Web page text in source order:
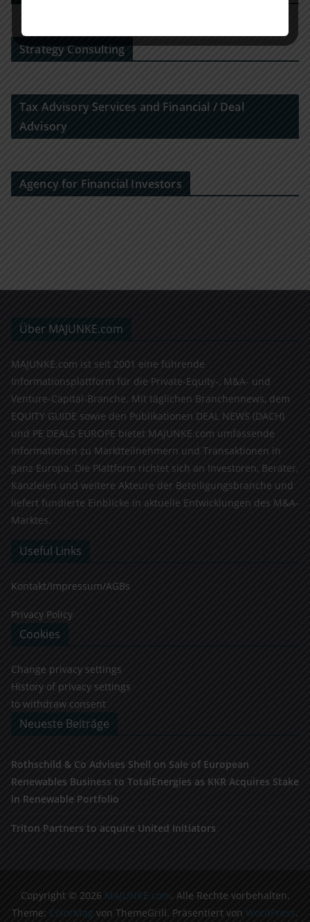
Strategy Consulting
Tax Advisory Services and Financial / Deal
Advisory
Agency for Financial Investors
Über MAJUNKE.com
MAJUNKE.com ist seit 2001 eine führende
Informationsplattform für die Private-Equity-, M&A- und
Venture-Capital-Branche. Mit täglichen Branchennews, dem
EQUITY GUIDE sowie den Publikationen DEAL NEWS (DACH)
und PE DEALS EUROPE bietet MAJUNKE.com umfassende
Informationen zu Marktteilnehmern und Transaktionen in
ganz Europa. Die Plattform richtet sich an Investoren, Berater,
Kanzleien und weitere Akteure der Beteiligungsbranche und
liefert fundierte Einblicke in aktuelle Entwicklungen des M&A-
Marktes.
Useful Links
Kontakt/Impressum/AGBs
Privacy Policy
Cookies
Change privacy settings
History of privacy settings
to withdraw consent
Neueste Beiträge
Rothschild & Co Advises Shell on Sale of European
Renewables Business to TotalEnergies as KKR Acquires Stake
in Renewable Portfolio
Triton Partners to acquire United Initiators
Copyright © 2026 MAJUNKE.com. Alle Rechte vorbehalten.
Theme: ColorMag von ThemeGrill. Präsentiert von WordPress.